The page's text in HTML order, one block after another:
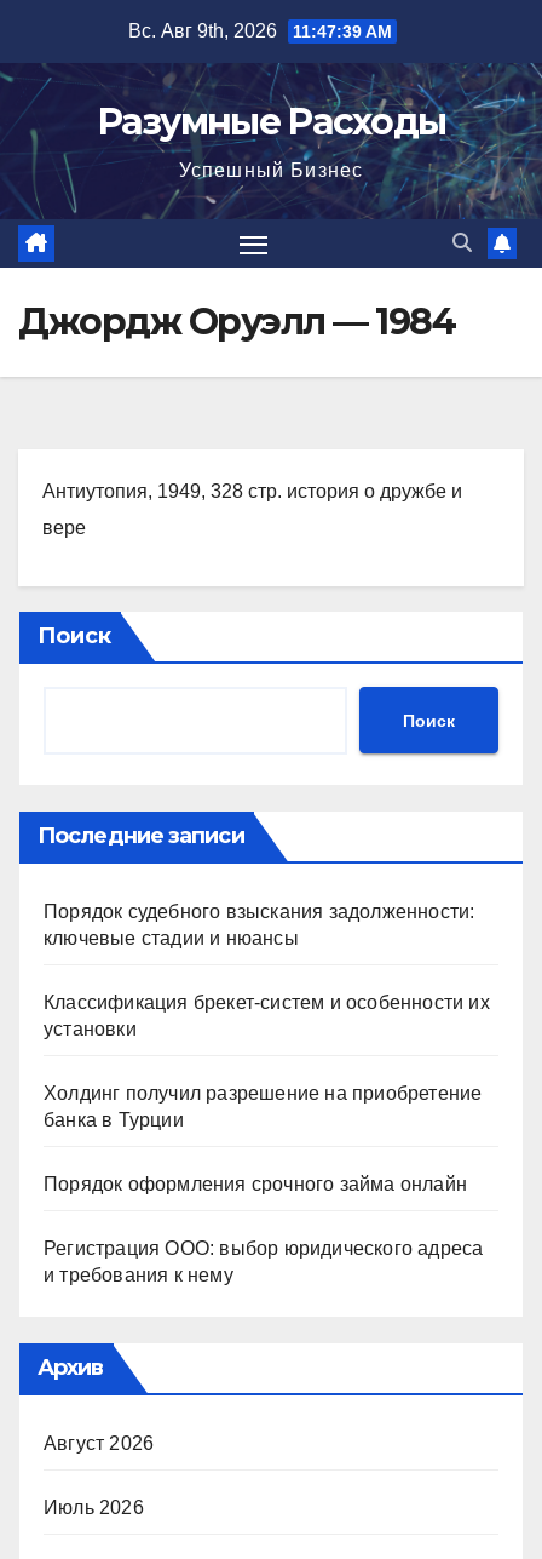
содержимому
Вс. Авг 9th, 2026 11:47:40 AM
Разумные Расходы
Успешный Бизнес
Джордж Оруэлл — 1984
Антиутопия, 1949, 328 стр. история о дружбе и
вере
Поиск
Поиск
Последние записи
Порядок судебного взыскания задолженности:
ключевые стадии и нюансы
Классификация брекет-систем и особенности их
установки
Холдинг получил разрешение на приобретение
банка в Турции
Порядок оформления срочного займа онлайн
Регистрация ООО: выбор юридического адреса
и требования к нему
Архив
Август 2026
Июль 2026